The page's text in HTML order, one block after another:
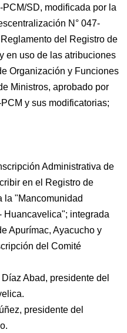
SD, modificada por la
N° 047-
del Registro de
en uso de las atribuciones
Organización y Funciones
Ministros, aprobado por
y sus modificatorias;
Administrativa de
en el Registro de
la "Mancomunidad
Huancavelica"; integrada
Apurímac, Ayacucho y
del Comité
Abad, presidente del
presidente del